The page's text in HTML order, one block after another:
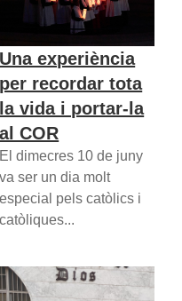
Una experiència
per recordar tota
la vida i portar-la
al COR
El dimecres 10 de juny
va ser un dia molt
especial pels catòlics i
catòliques...